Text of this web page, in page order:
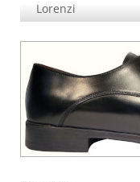
Lorenzi